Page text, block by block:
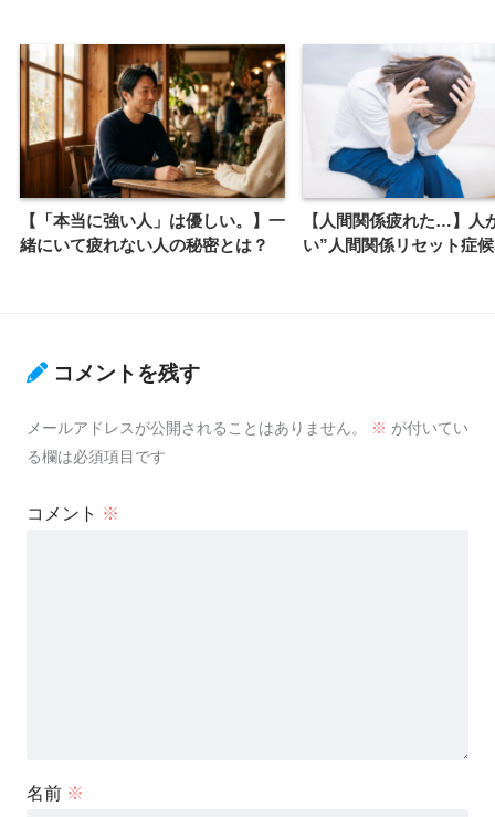
【「本当に強い人」は優しい。】一
緒にいて疲れない人の秘密とは？
【人間関係疲れた…】人
い”人間関係リセット症
コメントを残す
メールアドレスが公開されることはありません。 ※ が付いてい
る欄は必須項目です
コメント ※
名前 ※